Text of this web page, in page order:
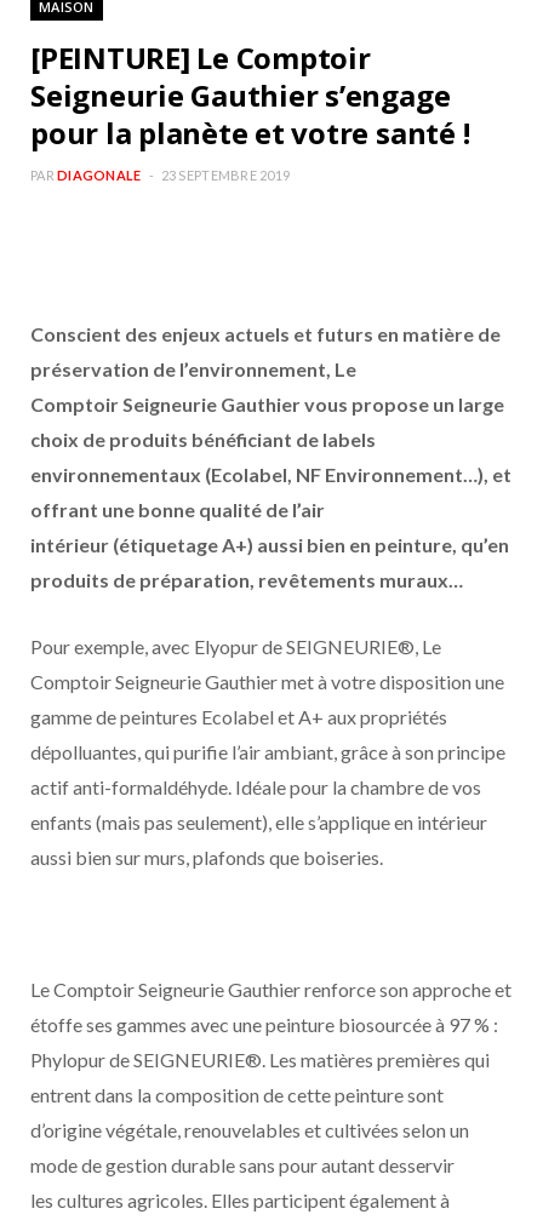
o r
MAISON
[PEINTURE] Le Comptoir
Seigneurie Gauthier s’engage
pour la planète et votre santé !
PAR DIAGONALE 23 SEPTEMBRE 2019
Conscient des enjeux actuels et futurs en matière de
préservation de l’environnement, Le
Comptoir Seigneurie Gauthier vous propose un large
choix de produits bénéficiant de labels
environnementaux (Ecolabel, NF Environnement…), et
offrant une bonne qualité de l’air
intérieur (étiquetage A+) aussi bien en peinture, qu’en
produits de préparation, revêtements muraux…
Pour exemple, avec Elyopur de SEIGNEURIE®, Le
Comptoir Seigneurie Gauthier met à votre disposition une
gamme de peintures Ecolabel et A+ aux propriétés
dépolluantes, qui purifie l’air ambiant, grâce à son principe
actif anti-formaldéhyde. Idéale pour la chambre de vos
enfants (mais pas seulement), elle s’applique en intérieur
aussi bien sur murs, plafonds que boiseries.
Le Comptoir Seigneurie Gauthier renforce son approche et
étoffe ses gammes avec une peinture biosourcée à 97 % :
Phylopur de SEIGNEURIE®. Les matières premières qui
entrent dans la composition de cette peinture sont
d’origine végétale, renouvelables et cultivées selon un
mode de gestion durable sans pour autant desservir
les cultures agricoles. Elles participent également à